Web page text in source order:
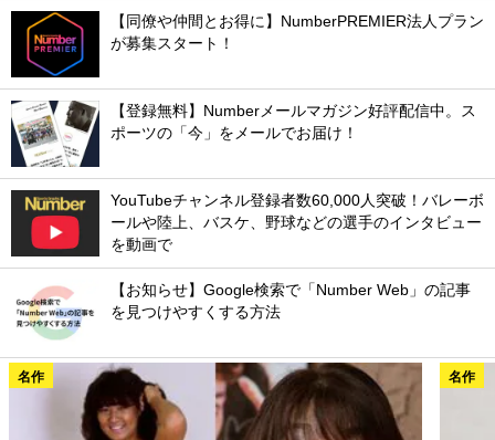
【同僚や仲間とお得に】NumberPREMIER法人プラン
が募集スタート！
【登録無料】Numberメールマガジン好評配信中。ス
ポーツの「今」をメールでお届け！
YouTubeチャンネル登録者数60,000人突破！バレーボ
ールや陸上、バスケ、野球などの選手のインタビュー
を動画で
【お知らせ】Google検索で「Number Web」の記事
を見つけやすくする方法
名作 名作